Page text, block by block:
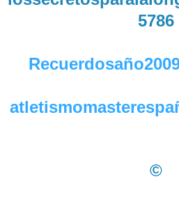
5786
©